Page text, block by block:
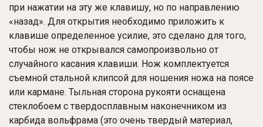
при нажатии на эту же клавишу, но по направлению
«назад». Для открытия необходимо приложить к
клавише определенное усилие, это сделано для того,
чтобы нож не открывался самопроизвольно от
случайного касания клавиши. Нож комплектуется
съемной стальной клипсой для ношения ножа на поясе
или кармане. Тыльная сторона рукояти оснащена
стеклобоем с твердосплавным наконечником из
карбида вольфрама (это очень твердый материал,